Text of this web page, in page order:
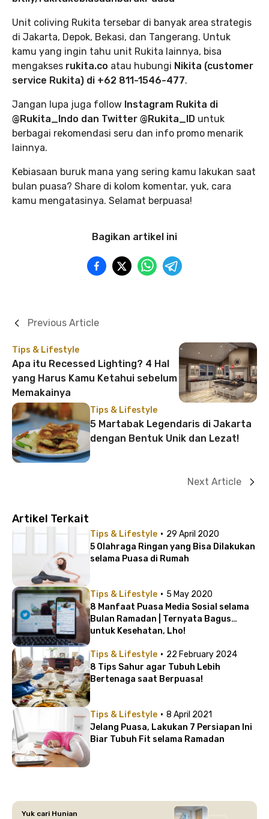
Unit coliving Rukita tersebar di banyak area strategis
di Jakarta, Depok, Bekasi, dan Tangerang. Untuk
kamu yang ingin tahu unit Rukita lainnya, bisa
mengakses rukita.co atau hubungi Nikita (customer
service Rukita) di +62 811-1546-477.
Jangan lupa juga follow Instagram Rukita di
@Rukita_Indo dan Twitter @Rukita_ID untuk
berbagai rekomendasi seru dan info promo menarik
lainnya.
Kebiasaan buruk mana yang sering kamu lakukan saat
bulan puasa? Share di kolom komentar, yuk, cara
kamu mengatasinya. Selamat berpuasa!
Bagikan artikel ini
Tips & Lifestyle
Apa itu Recessed Lighting? 4 Hal
yang Harus Kamu Ketahui sebelum
Memakainya
Previous Article
Tips & Lifestyle
5 Martabak Legendaris di Jakarta
dengan Bentuk Unik dan Lezat!
Next Article
Artikel Terkait
Tips & Lifestyle · 29 April 2020
5 Olahraga Ringan yang Bisa Dilakukan
selama Puasa di Rumah
Tips & Lifestyle · 5 May 2020
8 Manfaat Puasa Media Sosial selama
Bulan Ramadan | Ternyata Bagus
untuk Kesehatan, Lho!
Tips & Lifestyle · 22 February 2024
8 Tips Sahur agar Tubuh Lebih
Bertenaga saat Berpuasa!
Tips & Lifestyle · 8 April 2021
Jelang Puasa, Lakukan 7 Persiapan Ini
Biar Tubuh Fit selama Ramadan
Yuk cari Hunian